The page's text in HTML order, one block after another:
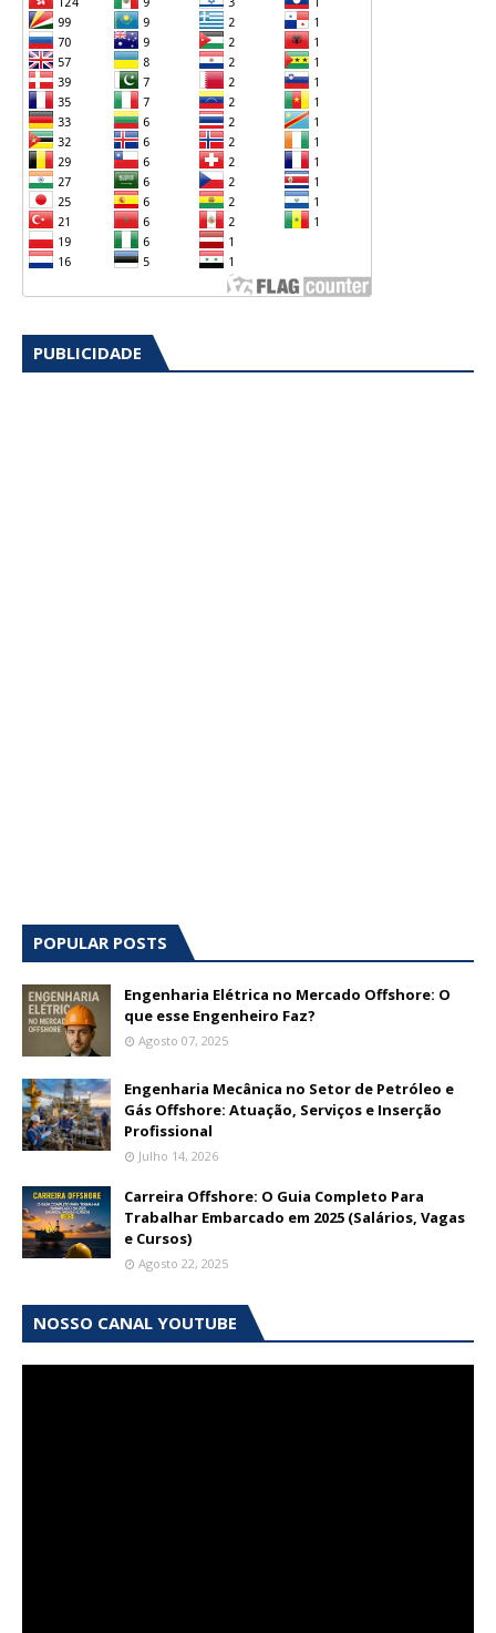
PUBLICIDADE
POPULAR POSTS
Engenharia Elétrica no Mercado Offshore: O
que esse Engenheiro Faz?
Agosto 07, 2025
Engenharia Mecânica no Setor de Petróleo e
Gás Offshore: Atuação, Serviços e Inserção
Profissional
Julho 14, 2026
Carreira Offshore: O Guia Completo Para
Trabalhar Embarcado em 2025 (Salários, Vagas
e Cursos)
Agosto 22, 2025
NOSSO CANAL YOUTUBE